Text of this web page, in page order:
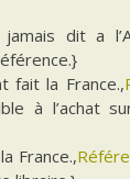
dit a
fait la France.,
à l’achat
France.,